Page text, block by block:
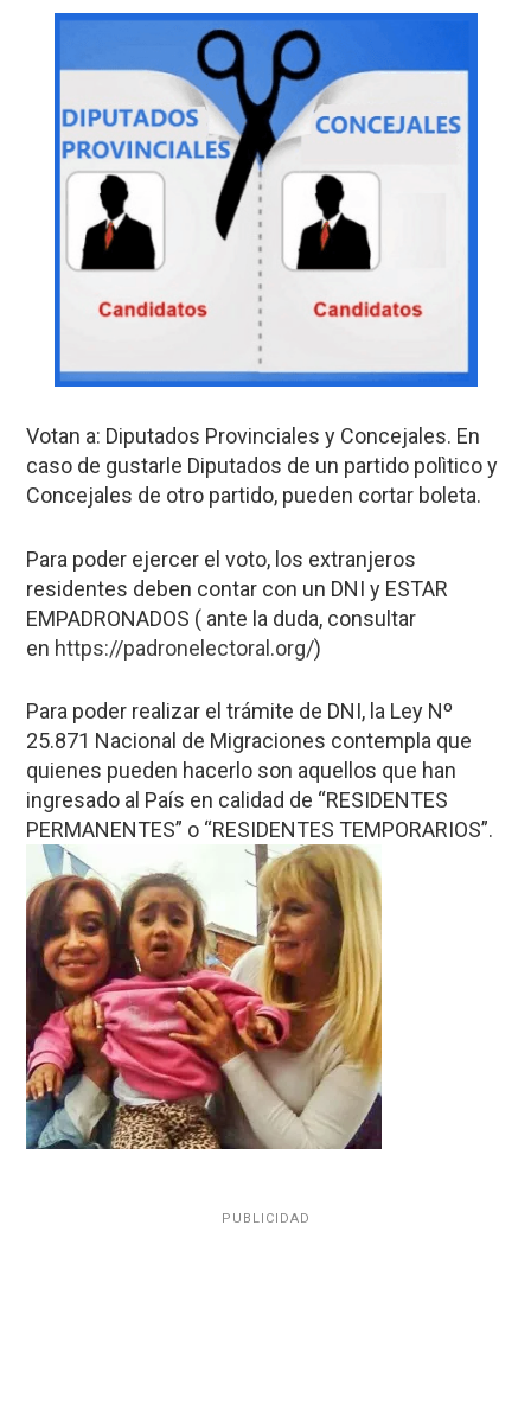
Votan a: Diputados Provinciales y Concejales. En
caso de gustarle Diputados de un partido polìtico y
Concejales de otro partido, pueden cortar boleta.
Para poder ejercer el voto, los extranjeros
residentes deben contar con un DNI y ESTAR
EMPADRONADOS ( ante la duda, consultar
en https://padronelectoral.org/)
Para poder realizar el trámite de DNI, la Ley Nº
25.871 Nacional de Migraciones contempla que
quienes pueden hacerlo son aquellos que han
ingresado al País en calidad de “RESIDENTES
PERMANENTES” o “RESIDENTES TEMPORARIOS”.
PUBLICIDAD